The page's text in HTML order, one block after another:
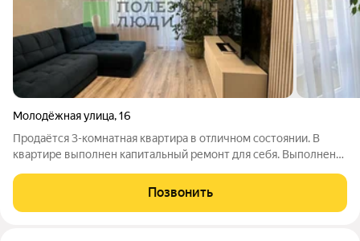
Молодёжная улица,16
Продаётся 3-комнатная квартира в отличном состоянии. В
квартире выполнен капитальный ремонт для себя. Выполнена
стены. Хорошая инфраструктура района. В шаговой
доступности школы, детские сады,
Позвонить